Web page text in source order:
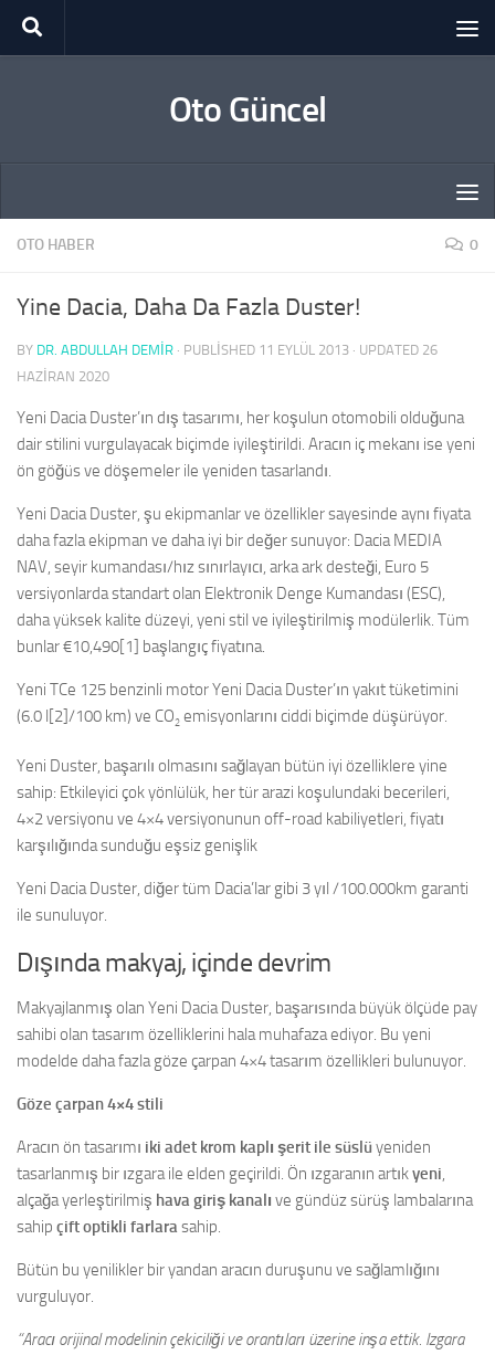
Skip to content
Oto Güncel
OTO HABER 0
Yine Dacia, Daha Da Fazla Duster!
BY DR. ABDULLAH DEMİR · PUBLISHED 11 EYLÜL 2013 · UPDATED 26
HAZIRAN 2020
Yeni Dacia Duster’ın dış tasarımı, her koşulun otomobili olduğuna
dair stilini vurgulayacak biçimde iyileştirildi. Aracın iç mekanı ise yeni
ön göğüs ve döşemeler ile yeniden tasarlandı.
Yeni Dacia Duster, şu ekipmanlar ve özellikler sayesinde aynı fiyata
daha fazla ekipman ve daha iyi bir değer sunuyor: Dacia MEDIA
NAV, seyir kumandası/hız sınırlayıcı, arka ark desteği, Euro 5
versiyonlarda standart olan Elektronik Denge Kumandası (ESC),
daha yüksek kalite düzeyi, yeni stil ve iyileştirilmiş modülerlik. Tüm
bunlar €10,490[1] başlangıç fiyatına.
Yeni TCe 125 benzinli motor Yeni Dacia Duster’ın yakıt tüketimini
(6.0 l[2]/100 km) ve CO2 emisyonlarını ciddi biçimde düşürüyor.
Yeni Duster, başarılı olmasını sağlayan bütün iyi özelliklere yine
sahip: Etkileyici çok yönlülük, her tür arazi koşulundaki becerileri,
4×2 versiyonu ve 4×4 versiyonunun off-road kabiliyetleri, fiyatı
karşılığında sunduğu eşsiz genişlik
Yeni Dacia Duster, diğer tüm Dacia’lar gibi 3 yıl /100.000km garanti
ile sunuluyor.
Dışında makyaj, içinde devrim
Makyajlanmış olan Yeni Dacia Duster, başarısında büyük ölçüde pay
sahibi olan tasarım özelliklerini hala muhafaza ediyor. Bu yeni
modelde daha fazla göze çarpan 4×4 tasarım özellikleri bulunuyor.
Göze çarpan 4×4 stili
Aracın ön tasarımı iki adet krom kaplı şerit ile süslüyeniden
tasarlanmış bir ızgara ile elden geçirildi. Ön ızgaranın artıkyeni,
alçağa yerleştirilmiş hava giriş kanalı ve gündüz sürüş lambalarına
sahip çift optikli farlarasahip.
Bütün bu yenilikler bir yandan aracın duruşunu ve sağlamlığını
vurguluyor.
“Aracı orijinal modelinin çekiciliği ve orantıları üzerine inşa ettik. Izgara